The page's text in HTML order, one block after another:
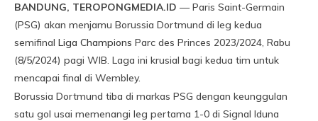
BANDUNG, TEROPONGMEDIA.ID — Paris Saint-Germain
(PSG) akan menjamu Borussia Dortmund di leg kedua
semifinal Liga Champions Parc des Princes 2023/2024, Rabu
(8/5/2024) pagi WIB. Laga ini krusial bagi kedua tim untuk
mencapai final di Wembley.
Borussia Dortmund tiba di markas PSG dengan keunggulan
satu gol usai memenangi leg pertama 1-0 di Signal Iduna